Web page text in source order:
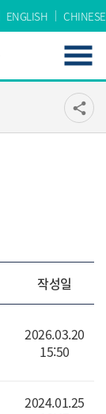
ENGLISH CHINESE
공유
share
작성일
2026.03.20
15:50
2024.01.25